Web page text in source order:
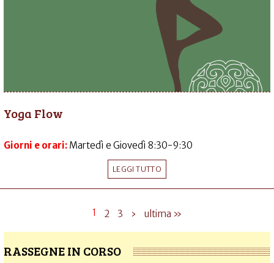
Yoga Flow
Giorni e orari: Martedì e Giovedì 8:30-9:30
LEGGI TUTTO
1 2 3 › ultima »
RASSEGNE IN CORSO